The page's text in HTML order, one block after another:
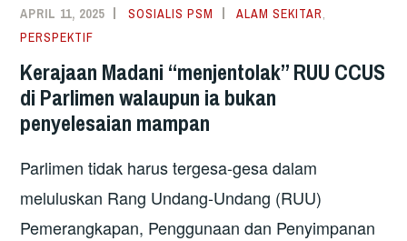
APRIL 11, 2025 SOSIALIS PSM ALAM SEKITAR,
PERSPEKTIF
Kerajaan Madani “menjentolak” RUU CCUS
di Parlimen walaupun ia bukan
penyelesaian mampan
Parlimen tidak harus tergesa-gesa dalam
meluluskan Rang Undang-Undang (RUU)
Pemerangkapan, Penggunaan dan Penyimpanan